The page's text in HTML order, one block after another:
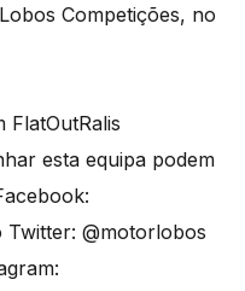
Competições, no
FlatOutRalis
esta equipa podem
@motorlobos